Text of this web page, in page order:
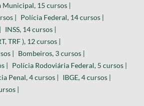
15 cursos |
| Polícia Federal, 14 cursos |
INSS, 14 cursos |
TRF ), 12 cursos |
| Bombeiros, 3 cursos |
| Polícia Rodoviária Federal, 5 cursos |
Penal, 4 cursos | IBGE, 4 cursos |
|